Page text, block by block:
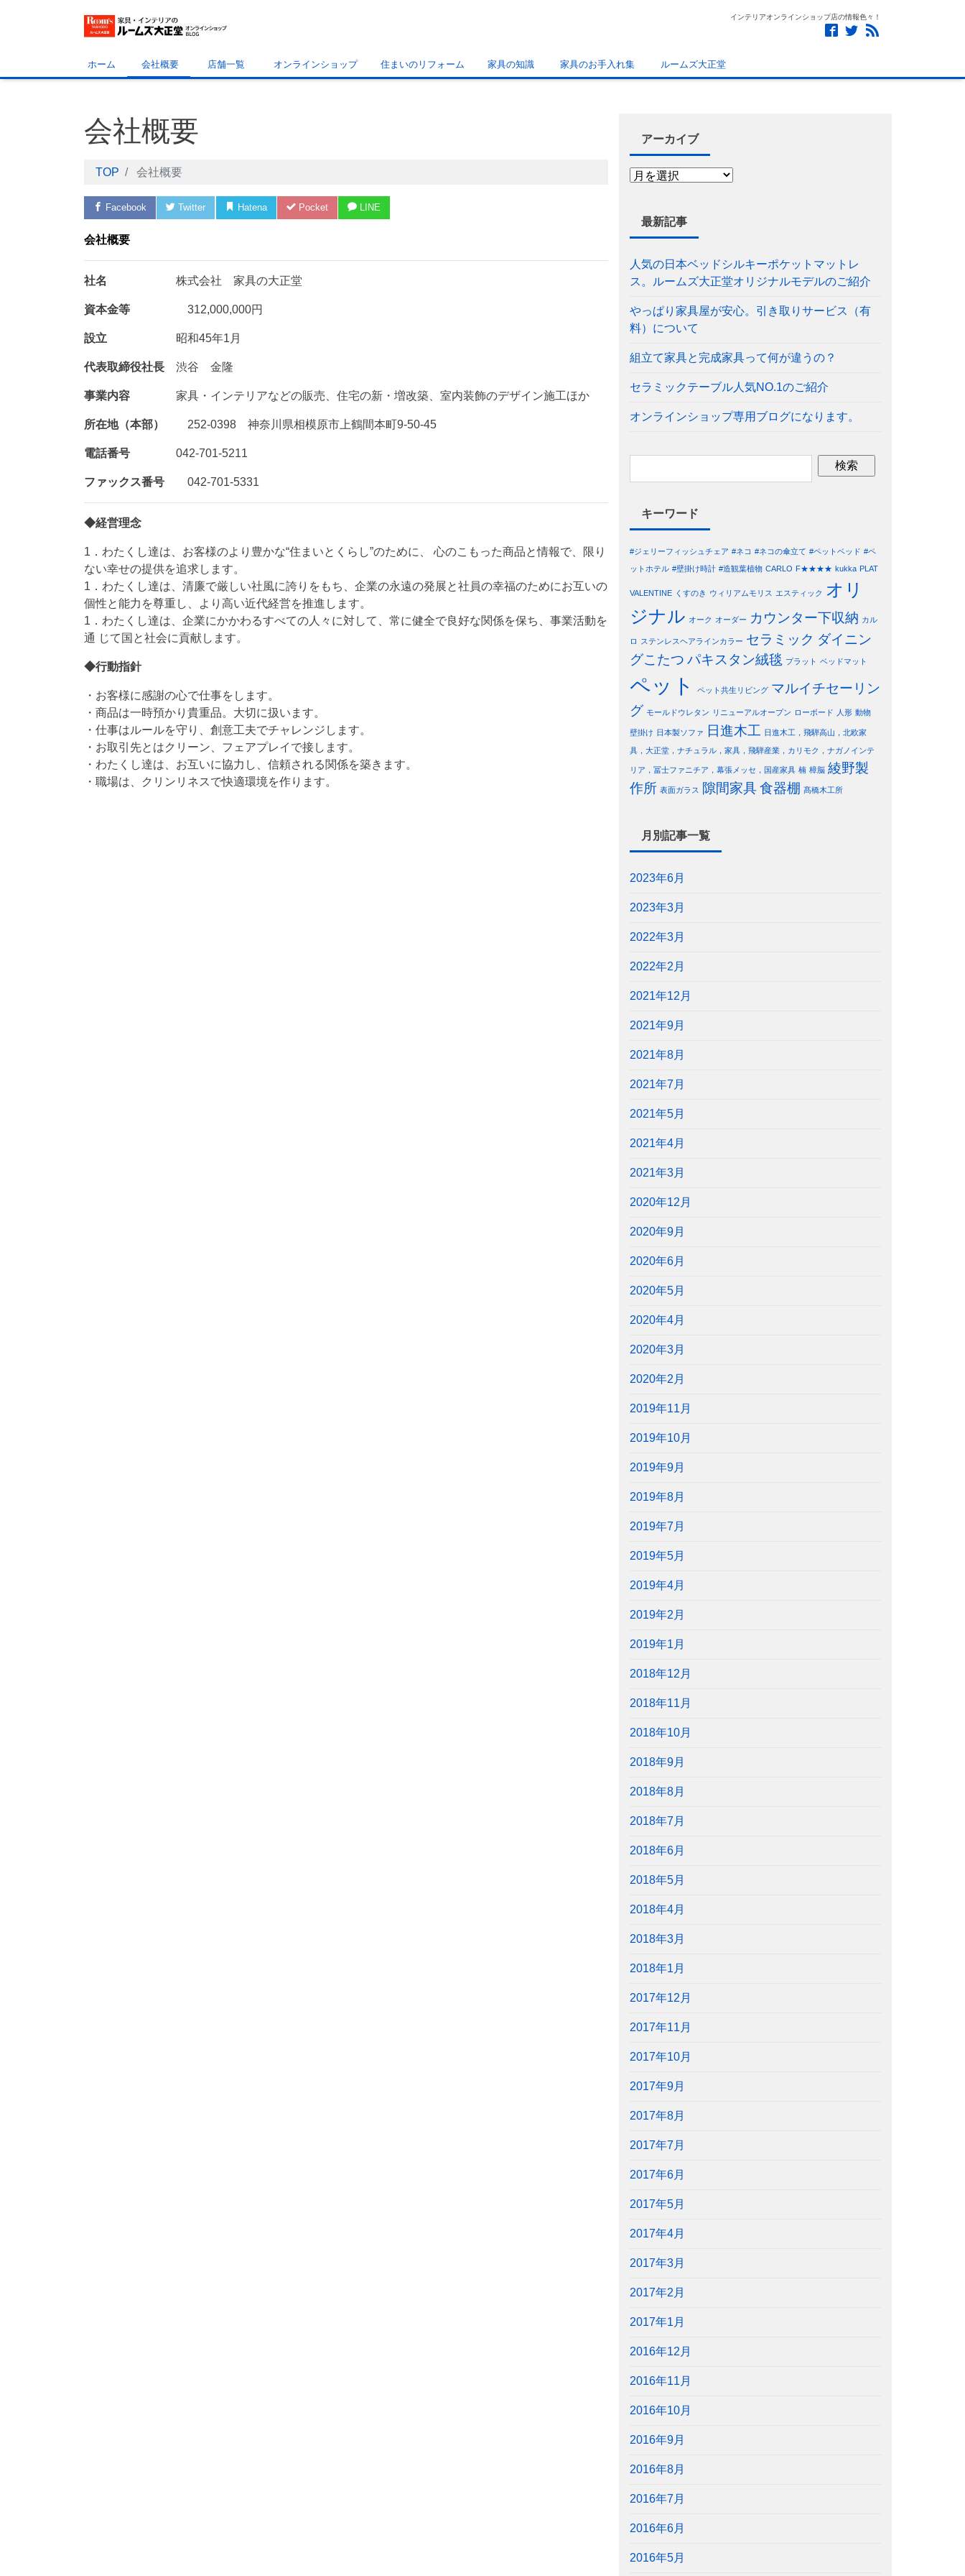
インテリアオンラインショップ店の情報色々！
ホーム 会社概要 店舗一覧 オンラインショップ 住まいのリフォーム 家具の知識 家具のお手入れ集 ルームズ大正堂
会社概要
TOP 会社概要
Facebook Twitter Hatena Pocket LINE
会社概要
社名 株式会社 家具の大正堂
資本金等 312,000,000円
設立 昭和45年1月
代表取締役社長 渋谷 金隆
事業内容 家具・インテリアなどの販売、住宅の新・増改築、室内装飾のデザイン施工ほか
所在地（本部） 252-0398 神奈川県相模原市上鶴間本町9-50-45
電話番号 042-701-5211
ファックス番号 042-701-5331
◆経営理念
1．わたくし達は、お客様のより豊かな“住まいとくらし”のために、 心のこもった商品と情報で、限り
ない幸せの提供を追求します。
1．わたくし達は、清廉で厳しい社風に誇りをもち、企業の永遠の発展と社員の幸福のためにお互いの
個性と能力を尊重し、より高い近代経営を推進します。
1．わたくし達は、企業にかかわるすべての人々に対して、常に健全で良好な関係を保ち、事業活動を
通 じて国と社会に貢献します。
◆行動指針
・お客様に感謝の心で仕事をします。
・商品は一時預かり貴重品。大切に扱います。
・仕事はルールを守り、創意工夫でチャレンジします。
・お取引先とはクリーン、フェアプレイで接します。
・わたくし達は、お互いに協力し、信頼される関係を築きます。
・職場は、クリンリネスで快適環境を作ります。
アーカイブ
最新記事
人気の日本ベッドシルキーポケットマットレ
ス。ルームズ大正堂オリジナルモデルのご紹介
やっぱり家具屋が安心。引き取りサービス（有
料）について
組立て家具と完成家具って何が違うの？
セラミックテーブル人気NO.1のご紹介
オンラインショップ専用ブログになります。
キーワード
#ジェリーフィッシュチェア #ネコ #ネコの傘立て #ペットベッド #ペ
ットホテル #壁掛け時計 #造観葉植物 CARLO F★★★★ kukka PLAT
VALENTINE くすのき ウィリアムモリス エスティック オリ
ジナル オーク オーダー カウンター下収納 カル
ロ ステンレスヘアラインカラー セラミック ダイニン
グこたつ パキスタン絨毯 プラット ベッドマット
ペット ペット共生リビング マルイチセーリン
グ モールドウレタン リニューアルオープン ローボード 人形 動物
壁掛け 日本製ソファ 日進木工 日進木工，飛騨高山，北欧家
具，大正堂，ナチュラル，家具，飛騨産業，カリモク，ナガノインテ
リア，冨士ファニチア，幕張メッセ，国産家具 楠 樟脳 綾野製
作所 表面ガラス 隙間家具食器棚 髙橋木工所
月別記事一覧
2023年6月
2023年3月
2022年3月
2022年2月
2021年12月
2021年9月
2021年8月
2021年7月
2021年5月
2021年4月
2021年3月
2020年12月
2020年9月
2020年6月
2020年5月
2020年4月
2020年3月
2020年2月
2019年11月
2019年10月
2019年9月
2019年8月
2019年7月
2019年5月
2019年4月
2019年2月
2019年1月
2018年12月
2018年11月
2018年10月
2018年9月
2018年8月
2018年7月
2018年6月
2018年5月
2018年4月
2018年3月
2018年1月
2017年12月
2017年11月
2017年10月
2017年9月
2017年8月
2017年7月
2017年6月
2017年5月
2017年4月
2017年3月
2017年2月
2017年1月
2016年12月
2016年11月
2016年10月
2016年9月
2016年8月
2016年7月
2016年6月
2016年5月